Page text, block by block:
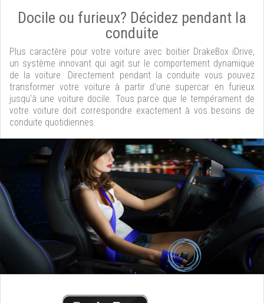
Docile ou furieux? Décidez pendant la
conduite
Plus caractère pour votre voiture avec boitier DrakeBox iDrive,
un système innovant qui agit sur le comportement dynamique
de la voiture. Directement pendant la conduite vous pouvez
transformer votre voiture à partir d'une supercar en furieux
jusqu'à une voiture docile. Tous parce que le tempérament de
votre voiture doit correspondre exactement à vos besoins de
conduite quotidiennes.